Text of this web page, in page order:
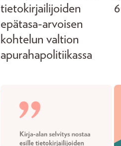
tietokirjailijoiden
epätasa-arvoisen
kohtelun valtion
apurahapolitiikassa